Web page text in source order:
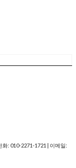
: 010-2271-1721 | 이메일: